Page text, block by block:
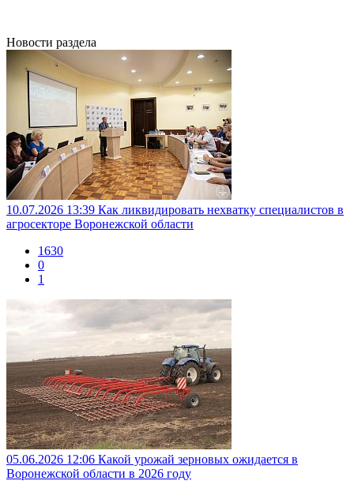
Новости раздела
10.07.2026 13:39 Как ликвидировать нехватку специалистов в
агросекторе Воронежской области
1630
0
1
05.06.2026 12:06 Какой урожай зерновых ожидается в
Воронежской области в 2026 году